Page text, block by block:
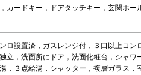
カードキー，ドアタッチキー，玄関ホー
設置済，ガスレンジ付，３口以上コン
，洗面所にドア，洗面化粧台，シャワ
，３点給湯，シャッター，複層ガラス，